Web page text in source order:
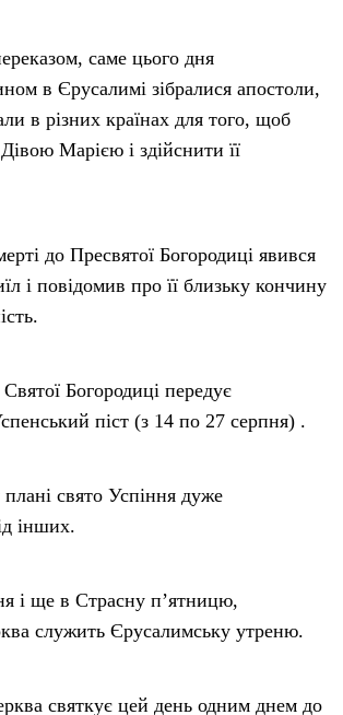
саме цього дня
в Єрусалимі зібралися апостоли,
в різних країнах для того, щоб
Марією і здійснити її
до Пресвятої Богородиці явився
і повідомив про її близьку кончину
Богородиці передує
піст (з 14 по 27 серпня) .
свято Успіння дуже
інших.
і ще в Страсну п’ятницю,
служить Єрусалимську утреню.
святкує цей день одним днем до